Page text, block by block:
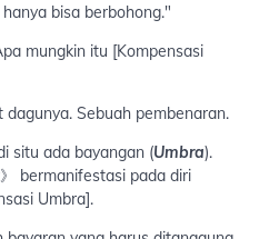
bisa berbohong."
mungkin itu [Kompensasi
Sebuah pembenaran.
situ ada bayangan (Umbra).
bermanifestasi pada diri
Umbra].